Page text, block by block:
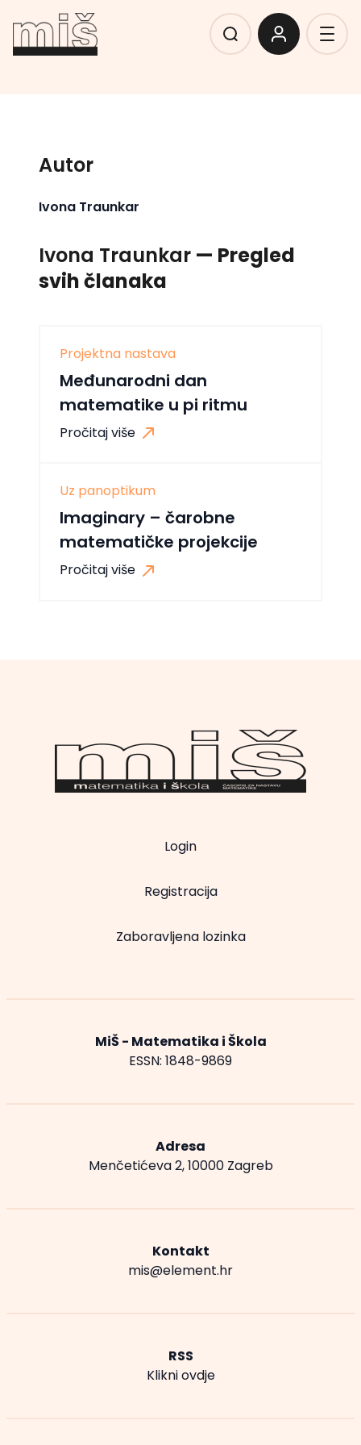
Autor
Ivona Traunkar
Ivona Traunkar — Pregled
svih članaka
Projektna nastava
Međunarodni dan
matematike u pi ritmu
Pročitaj više
Uz panoptikum
Imaginary – čarobne
matematičke projekcije
Pročitaj više
Login
Registracija
Zaboravljena lozinka
MiŠ - Matematika i Škola
ESSN: 1848-9869
Adresa
Menčetićeva 2, 10000 Zagreb
Kontakt
mis@element.hr
RSS
Klikni ovdje